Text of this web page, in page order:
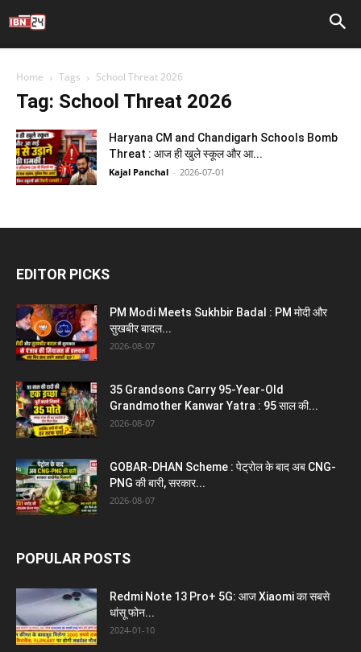
Home Tags School Threat 2026
Tag: School Threat 2026
Haryana CM and Chandigarh Schools Bomb
Threat : आज ही खुले स्कूल और आ...
Kajal Panchal - 2026-07-01
EDITOR PICKS
PM Modi Meets Sukhbir Badal : PM मोदी और
सुखबीर बादल...
2026-08-07
35 Grandsons Carry 95-Year-Old
Grandmother Kanwar Yatra : 95 साल की...
2026-08-07
GOBAR-DHAN Scheme : पेट्रोल के बाद अब CNG-
PNG की बारी, सरकार...
2026-08-07
POPULAR POSTS
Redmi Note 13 Pro+ 5G: आज Xiaomi का सबसे
धांसू फोन...
2024-01-10